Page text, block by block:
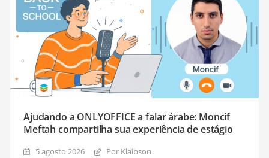
Ajudando a ONLYOFFICE a falar árabe: Moncif
Meftah compartilha sua experiência de estágio
5 agosto 2026 Por Klaibson